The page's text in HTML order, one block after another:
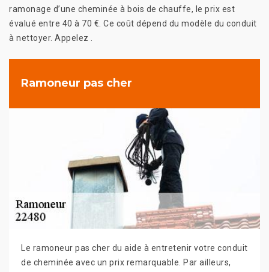
ramonage d’une cheminée à bois de chauffe, le prix est
évalué entre 40 à 70 €. Ce coût dépend du modèle du conduit
à nettoyer. Appelez .
Ramoneur pas cher
Le ramoneur pas cher du aide à entretenir votre conduit
de cheminée avec un prix remarquable. Par ailleurs,